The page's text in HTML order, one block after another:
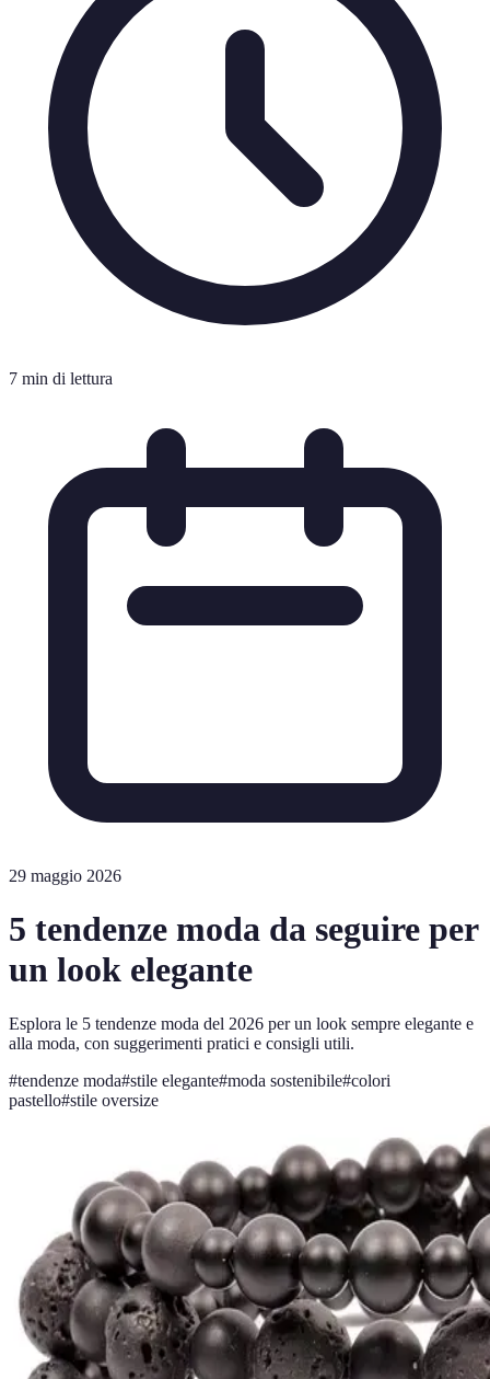
7 min di lettura
29 maggio 2026
5 tendenze moda da seguire per
un look elegante
Esplora le 5 tendenze moda del 2026 per un look sempre elegante e
alla moda, con suggerimenti pratici e consigli utili.
#tendenze moda#stile elegante#moda sostenibile#colori
pastello#stile oversize